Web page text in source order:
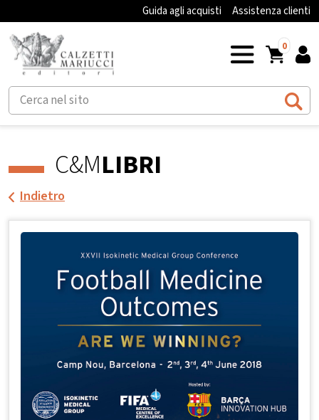
Guida agli acquisti Assistenza clienti
0
C&MLIBRI
Indietro